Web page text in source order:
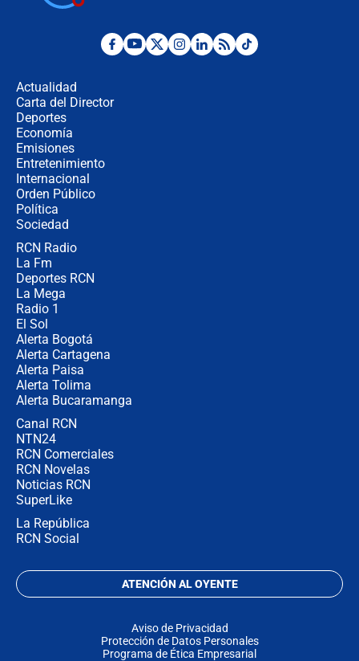
Posesión de Abelardo De La Espriella
Actualidad
Carta del Director
Deportes
Economía
Emisiones
Entretenimiento
Internacional
Orden Público
Política
Sociedad
RCN Radio
La Fm
Deportes RCN
La Mega
Radio 1
El Sol
Alerta Bogotá
Alerta Cartagena
Alerta Paisa
Alerta Tolima
Alerta Bucaramanga
Canal RCN
NTN24
RCN Comerciales
RCN Novelas
Noticias RCN
SuperLike
La República
RCN Social
ATENCIÓN AL OYENTE
Aviso de Privacidad
Protección de Datos Personales
Programa de Ética Empresarial